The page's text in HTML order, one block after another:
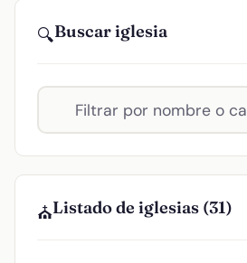
🔍Buscar iglesia
⛪Listado de iglesias (31)